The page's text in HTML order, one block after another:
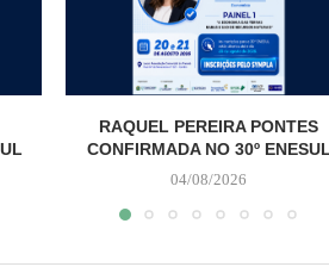
RAQUEL PEREIRA PONTES
CONFIRMADA NO 30º ENESUL
04/08/2026